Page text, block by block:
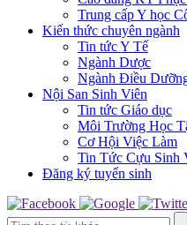
Trung cấp Y học
Kiến thức chuyên ngành
Tin tức Y Tế
Ngành Dược
Ngành Điều
Nội San Sinh Viên
Tin tức Giáo dục
Môi Trường Học
Cơ Hội Việc Làm
Tin Tức Cựu Sinh
Đăng ký tuyển sinh